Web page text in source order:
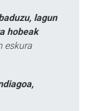
lagun
hobeak
eskura